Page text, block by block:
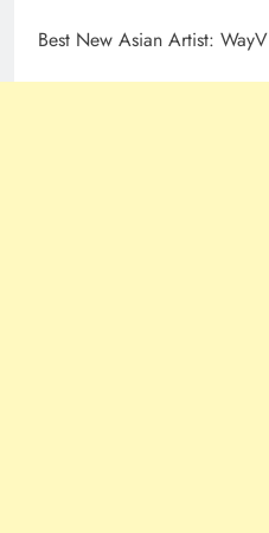
Best New Asian Artist: WayV